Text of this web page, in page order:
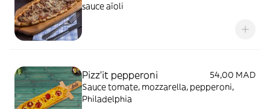
sauce aïoli
Pizz'it pepperoni
54,00 MAD
Sauce tomate, mozzarella, pepperoni,
Philadelphia